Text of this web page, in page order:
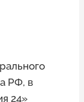
РФ, в
24»